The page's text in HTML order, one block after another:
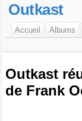
Outkast
Accueil Albums
Outkast
de Frank